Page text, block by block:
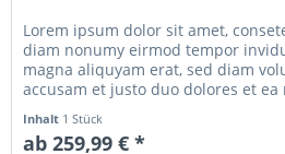
Lorem ipsum dolor sit amet,
diam nonumy eirmod tempor
magna aliquyam erat, sed diam
accusam et justo duo dolores et
Inhalt 1 Stück
ab 259,99 € *